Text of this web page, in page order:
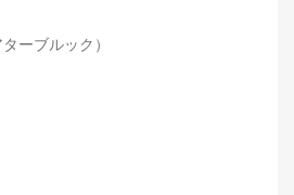
ーブルック）